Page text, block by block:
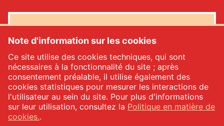
Oui, je souhaite recevoir la newsletter de Menù*
INSCRIVEZ-VOUS
Note d'information sur les cookies
Ce site utilise des cookies techniques, qui sont
nécessaires à la fonctionnalité du site ; après
consentement préalable, il utilise également des
cookies statistiques pour mesurer les interactions de
l'utilisateur au sein du site. Pour plus d'informations
sur leur utilisation, consultez la Politique en matière de
cookies..